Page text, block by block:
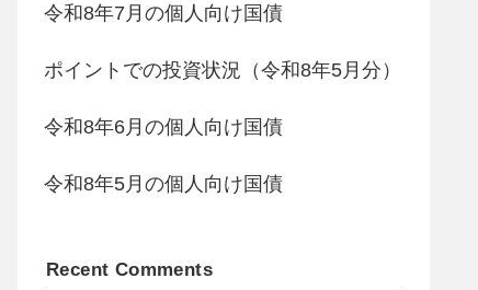
令和8年7月の個人向け国債
ポイントでの投資状況（令和8年5月分）
令和8年6月の個人向け国債
令和8年5月の個人向け国債
Recent Comments